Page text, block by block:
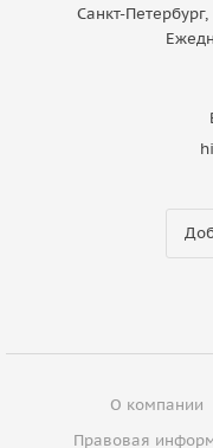
Санкт-
О компании
Правовая